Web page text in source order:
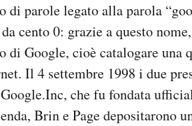
di parole legato alla parola
cento 0: grazie a questo
di Google, cioè catalogare
Il 4 settembre 1998 i due
che fu fondata
Brin e Page depositarono